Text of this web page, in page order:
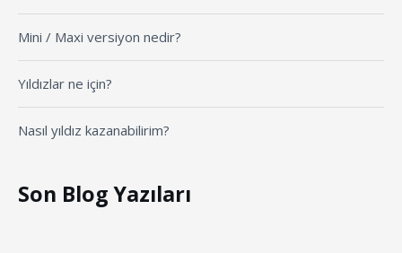
Mini / Maxi versiyon nedir?
Yıldızlar ne için?
Nasıl yıldız kazanabilirim?
Son Blog Yazıları